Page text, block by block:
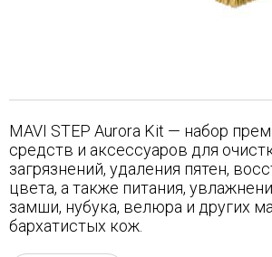
MAVI STEP Aurora Kit — набор
средств и аксессуаров для
загрязнений, удаления пятен,
цвета, а также питания,
замши, нубука, велюра и других
бархатистых кож.